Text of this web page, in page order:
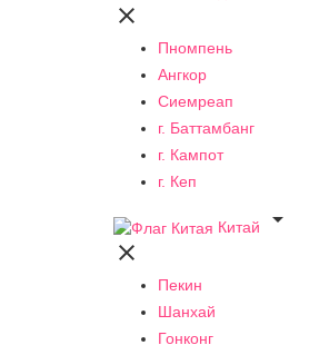

Пномпень
Ангкор
Сиемреап
г. Баттамбанг
г. Кампот
г. Кеп
Китай


Пекин
Шанхай
Гонконг